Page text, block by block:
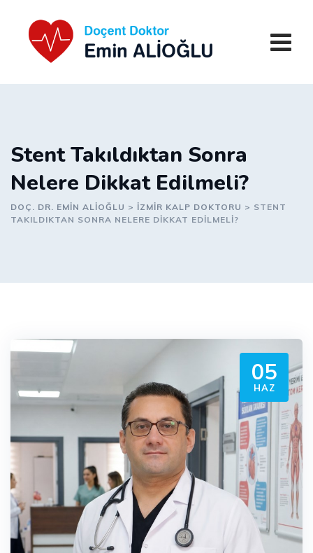
content
Stent Takıldıktan Sonra
Nelere Dikkat Edilmeli?
DOÇ. DR. EMIN ALIOĞLU > IZMIR KALP DOKTORU > STENT
TAKILDIKTAN SONRA NELERE DIKKAT EDILMELI?
05
HAZ